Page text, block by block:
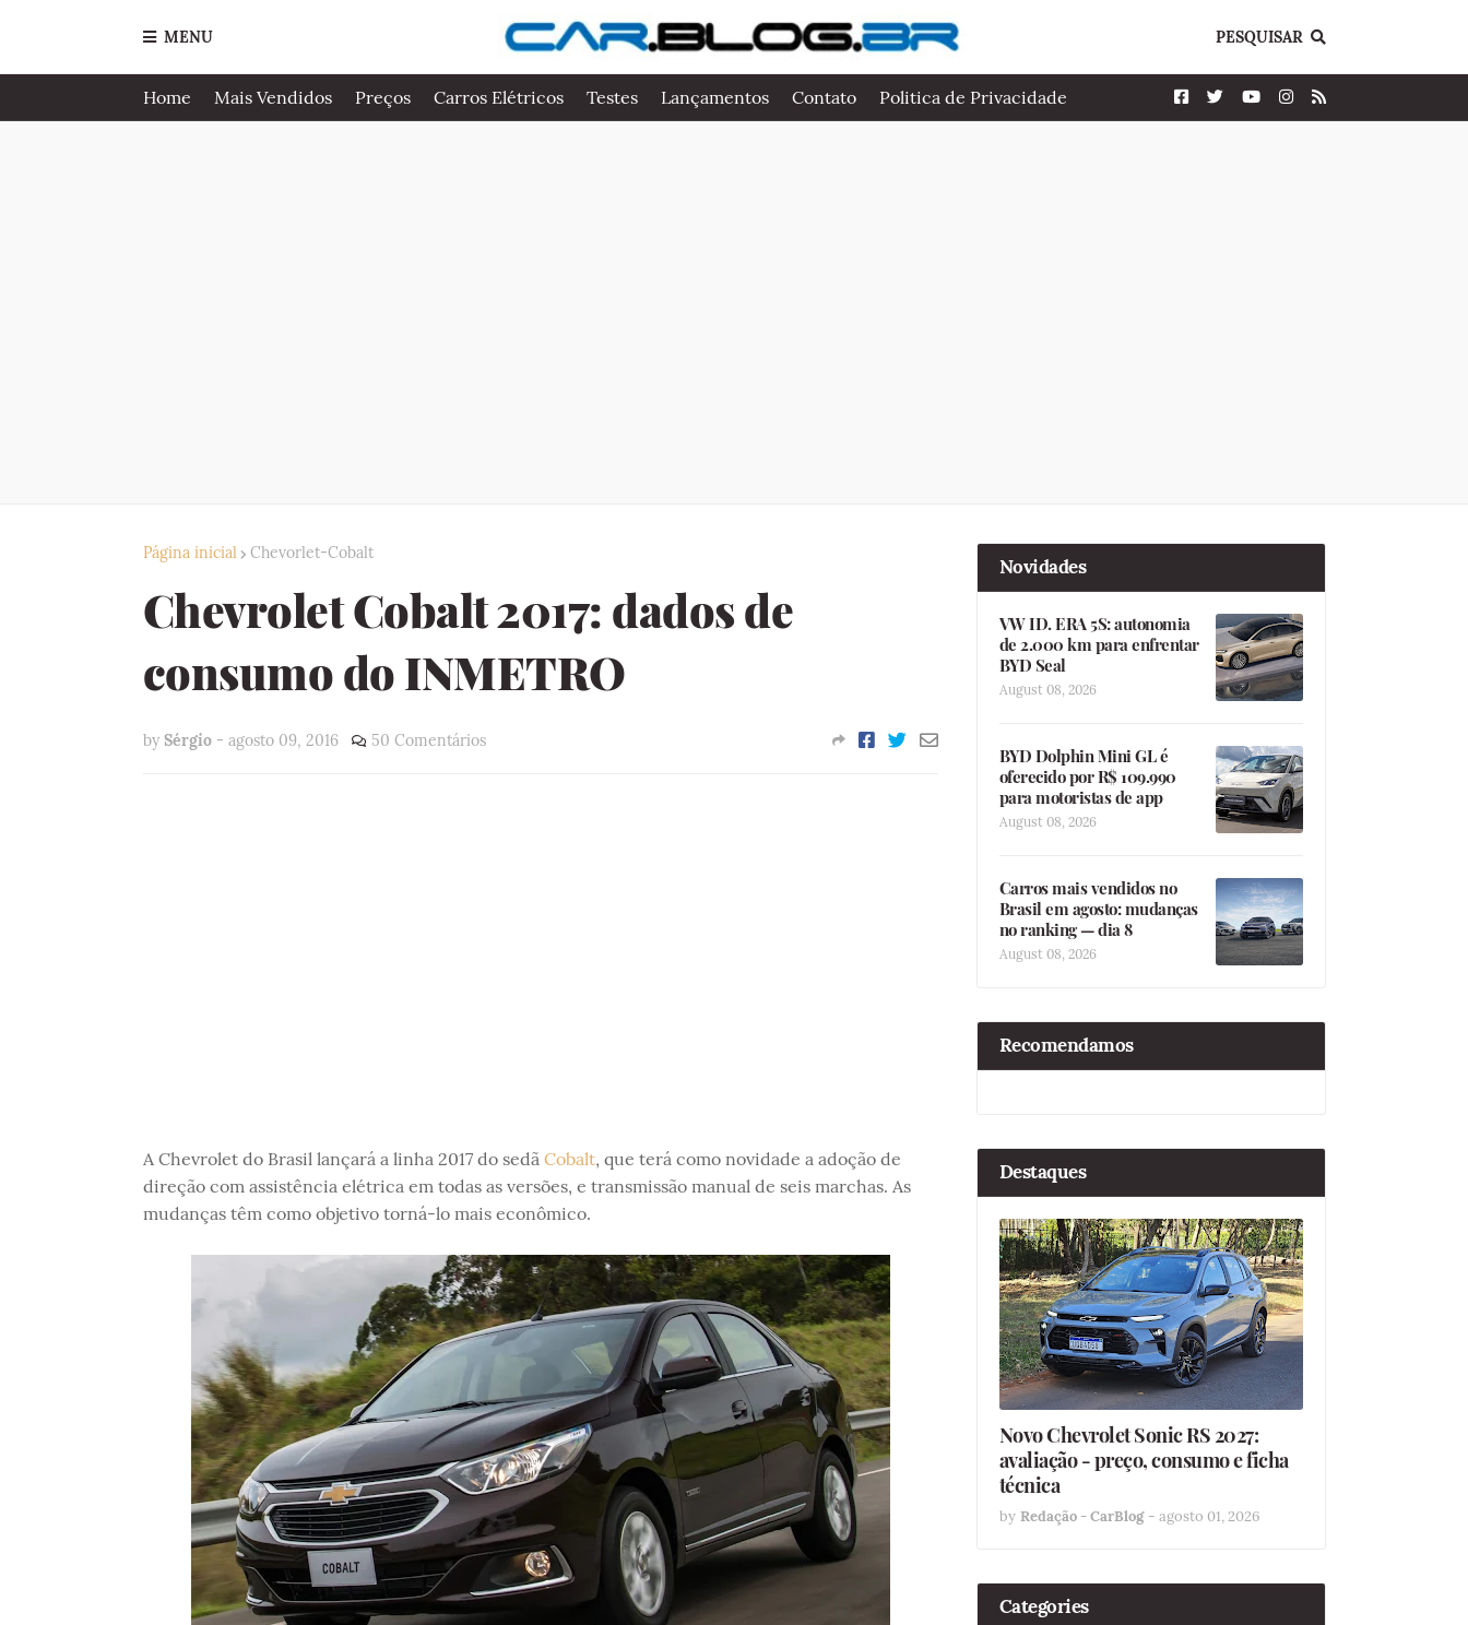
MENU PESQUISAR
Home Mais Vendidos Preços Carros Elétricos Testes Lançamentos Contato Politica de Privacidade
Página inicial Chevorlet-Cobalt
Chevrolet Cobalt 2017: dados de
consumo do INMETRO
by Sérgio - agosto 09, 2016 50 Comentários
A Chevrolet do Brasil lançará a linha 2017 do sedã Cobalt, que terá como novidade a adoção de
direção com assistência elétrica em todas as versões, e transmissão manual de seis marchas. As
mudanças têm como objetivo torná-lo mais econômico.
Novidades
VW ID. ERA 5S: autonomia
de 2.000 km para enfrentar
BYD Seal
August 08, 2026
BYD Dolphin Mini GL é
oferecido por R$ 109.990
para motoristas de app
August 08, 2026
Carros mais vendidos no
Brasil em agosto: mudanças
no ranking — dia 8
August 08, 2026
Recomendamos
Destaques
Novo Chevrolet Sonic RS 2027:
avaliação - preço, consumo e ficha
técnica
by Redação - CarBlog - agosto 01, 2026
Categories